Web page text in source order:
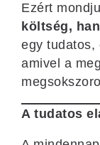
Ezért
költség,
egy tudatos,
amivel a
A tudatos